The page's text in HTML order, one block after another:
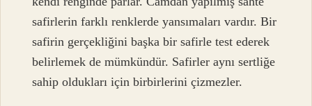
safirlerin farklı renklerde yansımaları vardır. Bir
safirin gerçekliğini başka bir safirle test ederek
belirlemek de mümkündür. Safirler aynı sertliğe
sahip oldukları için birbirlerini çizmezler.